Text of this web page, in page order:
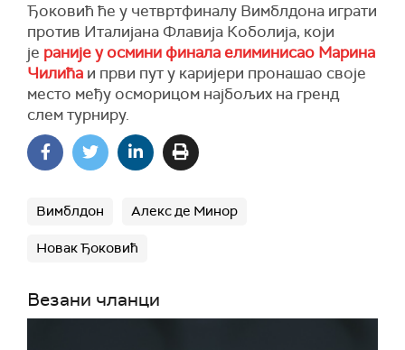
Ђоковић ће у четвртфиналу Вимблдона играти
против Италијана Флавија Коболија, који
је раније у осмини финала елиминисао Марина
Чилића и први пут у каријери пронашао своје
место међу осморицом најбољих на гренд
слем турниру.
Вимблдон Алекс де Минор
Новак Ђоковић
Везани чланци